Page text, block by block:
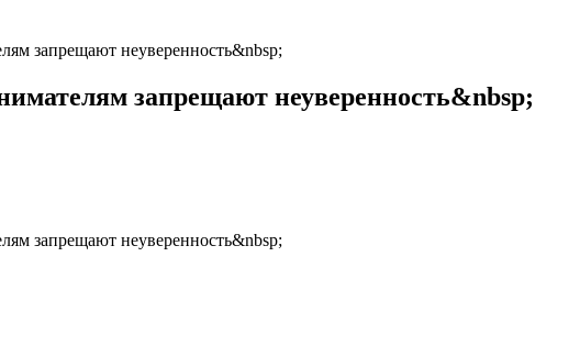
запрещают неуверенность&nbsp;
запрещают неуверенность&nbsp;
запрещают неуверенность&nbsp;